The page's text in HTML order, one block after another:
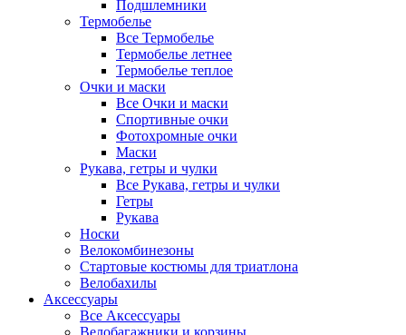
Подшлемники
Термобелье
Все Термобелье
Термобелье летнее
Термобелье теплое
Очки и маски
Все Очки и маски
Спортивные очки
Фотохромные очки
Маски
Рукава, гетры и чулки
Все Рукава, гетры и чулки
Гетры
Рукава
Носки
Велокомбинезоны
Стартовые костюмы для триатлона
Велобахилы
Аксессуары
Все Аксессуары
Велобагажники и корзины